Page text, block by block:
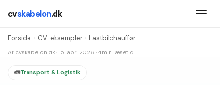
cvskabelon.dk
Forside › CV-eksempler › Lastbilchauffør
Af cvskabelon.dk · 15. apr. 2026 · 4min læsetid
🚛Transport & Logistik